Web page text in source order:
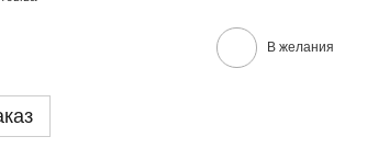
В желания